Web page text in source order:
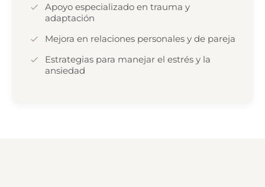
Apoyo especializado en trauma y
adaptación
Mejora en relaciones personales y de pareja
Estrategias para manejar el estrés y la
ansiedad